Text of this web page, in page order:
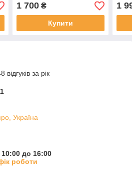
1 700₴
Купити
1
за рік
Україна
до 16:00
роботи